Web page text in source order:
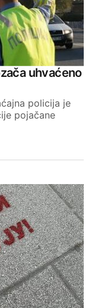
uhvaćeno
policija je
pojačane